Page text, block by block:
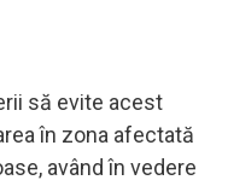
să evite acest
în zona afectată
având în vedere